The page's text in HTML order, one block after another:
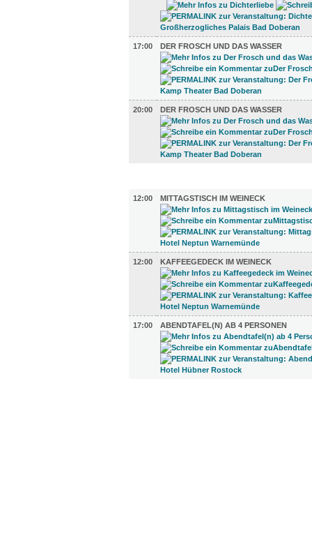
17:00 DER FROSCH UND DAS WASSER
20:00 DER FROSCH UND DAS WASSER
12:00
MITTAGSTISCH IM WEINECK
12:00 KAFFEEGEDECK IM WEINECK
17:00 ABENDTAFEL(N) AB 4 PERSONEN